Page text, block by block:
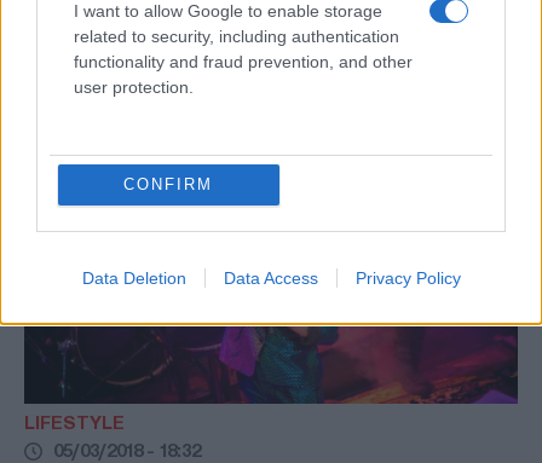
I want to allow Google to enable storage
related to security, including authentication
functionality and fraud prevention, and other
user protection.
CONFIRM
Data Deletion Data Access Privacy Policy
Ο Μπουτάρης γιόρτασε τα Χριστούγεννα σε
μπαρ της Θεσσαλονίκης
LIFESTYLE
05/03/2018 - 18:32